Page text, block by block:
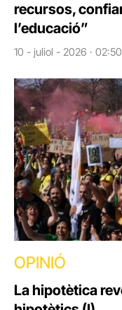
recursos,
l’educació”
10 - juliol - 2026 · 02:50
OPINIÓ
La hipotètica